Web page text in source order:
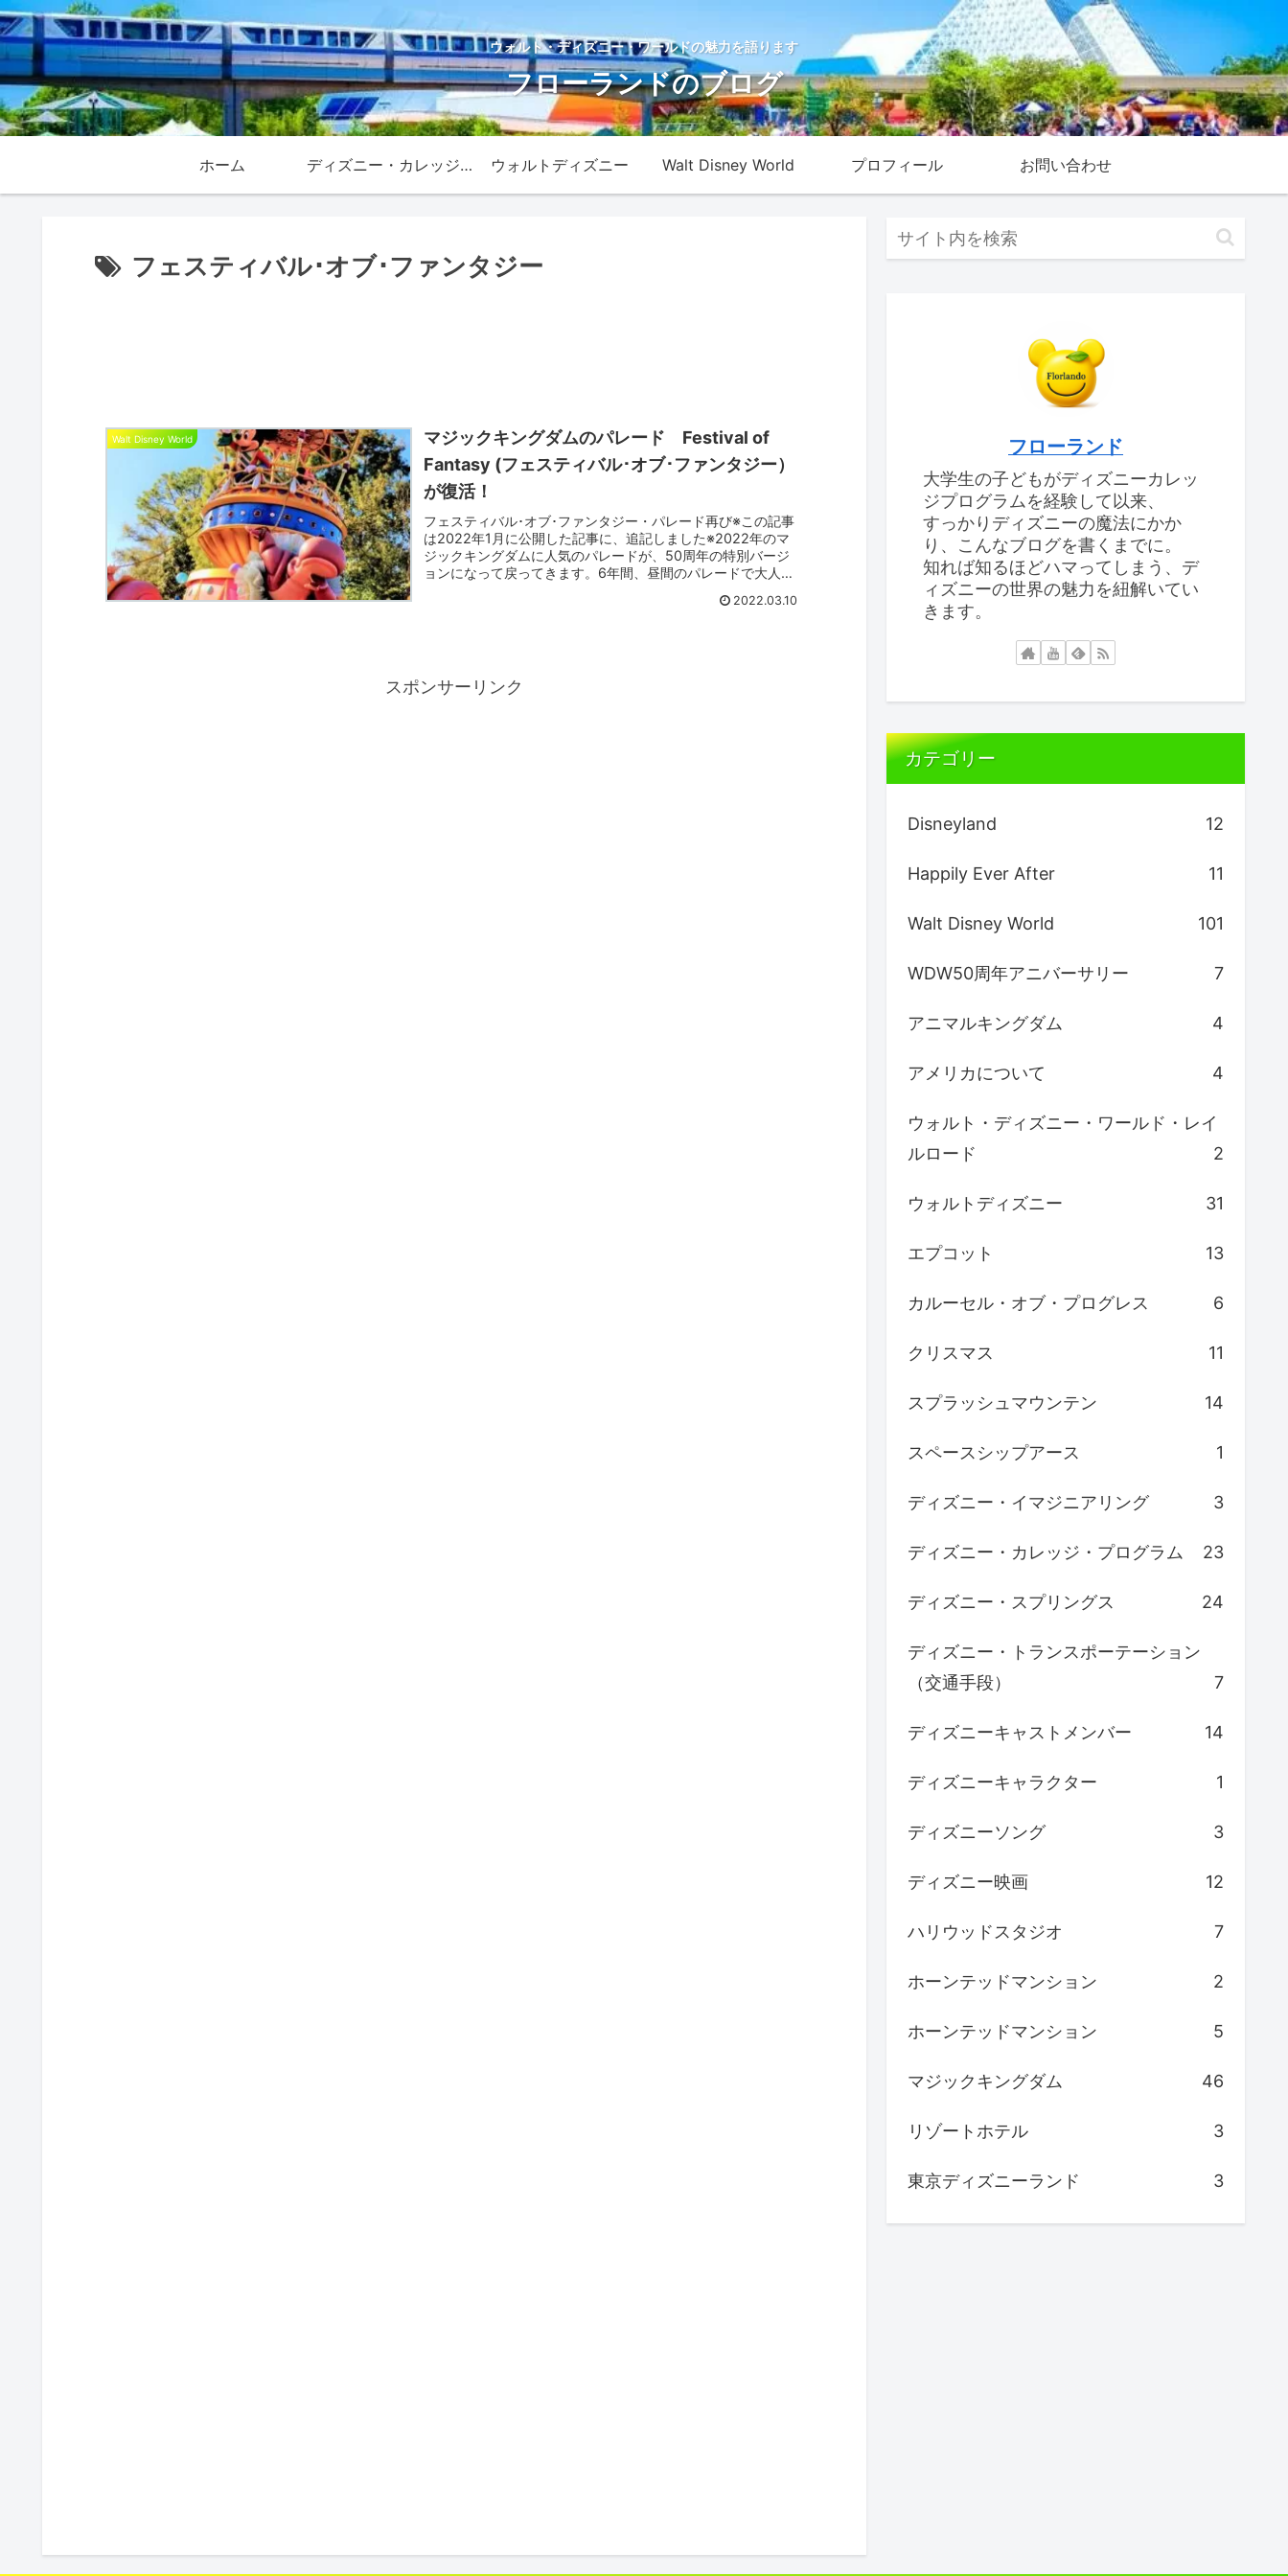
ウォルト・ディズニー・ワールドの魅力を語ります
フローランドのブログ
ホーム ディズニー・カレッジ・プログラム ウォルトディズニー Walt Disney World プロフィール お問い合わせ
フェスティバル･オブ･ファンタジー
Walt Disney World
マジックキングダムのパレード Festival of
Fantasy (フェスティバル･オブ･ファンタジー）
が復活！
フェスティバル･オブ･ファンタジー・パレード再び※この記事
は2022年1月に公開した記事に、追記しました※2022年のマ
ジックキングダムに人気のパレードが、50周年の特別バージ
ョンになって戻ってきます。6年間、昼間のパレードで大人気
2022.03.10
スポンサーリンク
フローランド
大学生の子どもがディズニーカレッ
ジプログラムを経験して以来、
すっかりディズニーの魔法にかか
り、こんなブログを書くまでに。
知れば知るほどハマってしまう、デ
ィズニーの世界の魅力を紐解いてい
きます。
カテゴリー
Disneyland 12
Happily Ever After 11
Walt Disney World 101
WDW50周年アニバーサリー 7
アニマルキングダム 4
アメリカについて 4
ウォルト・ディズニー・ワールド・レイ
ルロード
2
ウォルトディズニー 31
エプコット 13
カルーセル・オブ・プログレス 6
クリスマス 11
スプラッシュマウンテン 14
スペースシップアース 1
ディズニー・イマジニアリング 3
ディズニー・カレッジ・プログラム 23
ディズニー・スプリングス 24
ディズニー・トランスポーテーション
（交通手段）
7
ディズニーキャストメンバー 14
ディズニーキャラクター 1
ディズニーソング 3
ディズニー映画 12
ハリウッドスタジオ 7
ホーンテッドマンション 2
ホーンテッドマンション 5
マジックキングダム 46
リゾートホテル 3
東京ディズニーランド 3